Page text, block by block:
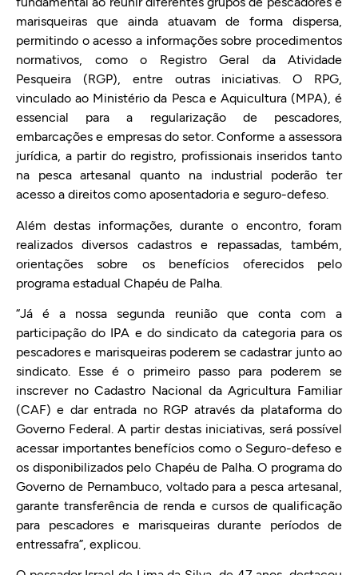
marisqueiras que ainda atuavam de forma dispersa,
permitindo o acesso a informações sobre procedimentos
normativos, como o Registro Geral da Atividade
Pesqueira (RGP), entre outras iniciativas. O RPG,
vinculado ao Ministério da Pesca e Aquicultura (MPA), é
essencial para a regularização de pescadores,
embarcações e empresas do setor. Conforme a assessora
jurídica, a partir do registro, profissionais inseridos tanto
na pesca artesanal quanto na industrial poderão ter
acesso a direitos como aposentadoria e seguro-defeso.
Além destas informações, durante o encontro, foram
realizados diversos cadastros e repassadas, também,
orientações sobre os benefícios oferecidos pelo
programa estadual Chapéu de Palha.
“Já é a nossa segunda reunião que conta com a
participação do IPA e do sindicato da categoria para os
pescadores e marisqueiras poderem se cadastrar junto ao
sindicato. Esse é o primeiro passo para poderem se
inscrever no Cadastro Nacional da Agricultura Familiar
(CAF) e dar entrada no RGP através da plataforma do
Governo Federal. A partir destas iniciativas, será possível
acessar importantes benefícios como o Seguro-defeso e
os disponibilizados pelo Chapéu de Palha. O programa do
Governo de Pernambuco, voltado para a pesca artesanal,
garante transferência de renda e cursos de qualificação
para pescadores e marisqueiras durante períodos de
entressafra”, explicou.